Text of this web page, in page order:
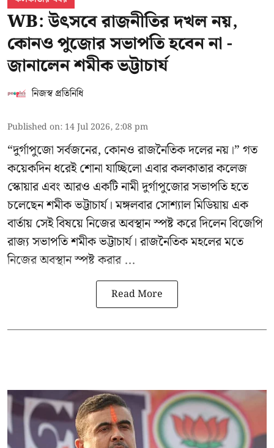
WB: উৎসবে রাজনীতির দখল নয়,
কোনও পুজোর সভাপতি হবেন না -
জানালেন শমীক ভট্টাচার্য
নিজস্ব প্রতিনিধি
Published on: 14 Jul 2026, 2:08 pm
“দুর্গাপুজো সর্বজনের, কোনও রাজনৈতিক দলের নয়।” গত
কয়েকদিন ধরেই শোনা যাচ্ছিলো এবার কলকাতার কলেজ
স্কোয়ার এবং আরও একটি নামী দুর্গাপুজোর সভাপতি হতে
চলেছেনশমীক ভট্টাচার্য। মঙ্গলবার সোশ্যাল মিডিয়ায় এক
বার্তায় সেই বিষয়ে নিজের অবস্থান স্পষ্ট করে দিলেন বিজেপি
রাজ্য সভাপতি শমীক ভট্টাচার্য। রাজনৈতিক মহলের মতে
নিজের অবস্থান স্পষ্ট করার ...
Read More